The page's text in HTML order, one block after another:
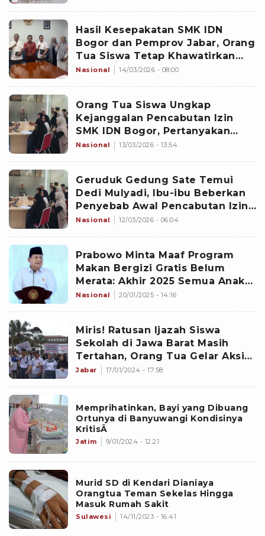
Hasil Kesepakatan SMK IDN
Bogor dan Pemprov Jabar, Orang
Tua Siswa Tetap Khawatirkan
Masalah Ini
Nasional 14/03/2026 - 08:00
Orang Tua Siswa Ungkap
Kejanggalan Pencabutan Izin
SMK IDN Bogor, Pertanyakan
Proses Keputusan yang Dinilai
Nasional 13/03/2026 - 13:54
Geruduk Gedung Sate Temui
Dedi Mulyadi, Ibu-ibu Beberkan
Penyebab Awal Pencabutan Izin
SMK IDN Bogor
Nasional 12/03/2026 - 06:04
Prabowo Minta Maaf Program
Makan Bergizi Gratis Belum
Merata: Akhir 2025 Semua Anak
Akan Mendapatkan
Nasional 20/01/2025 - 14:16
Miris! Ratusan Ijazah Siswa
Sekolah di Jawa Barat Masih
Tertahan, Orang Tua Gelar Aksi
Unjuk Rasa di Gedung Sate
Jabar 17/01/2024 - 17:58
Memprihatinkan, Bayi yang Dibuang
Ortunya di Banyuwangi Kondisinya
KritisÂ
Jatim 9/01/2024 - 12:21
Murid SD di Kendari Dianiaya
Orangtua Teman Sekelas Hingga
Masuk Rumah Sakit
Sulawesi 14/11/2023 - 16:41